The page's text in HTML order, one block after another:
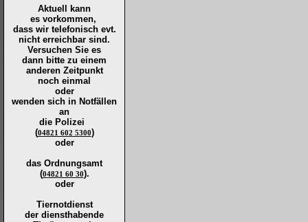
Aktuell kann
es vorkommen,
dass wir telefonisch evt.
nicht erreichbar sind.
Versuchen Sie es
dann bitte zu einem
anderen Zeitpunkt
noch einmal
oder
wenden sich in Notfällen
an
die Polizei
(04821 602 5300)
oder
das Ordnungsamt
(04821 60 30).
oder
Tiernotdienst
der diensthabende